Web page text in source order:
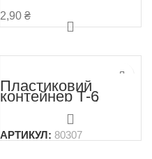
2,90 ₴
Пластиковий
контейнер Т-6
750/80 для ягід
АРТИКУЛ: 80307